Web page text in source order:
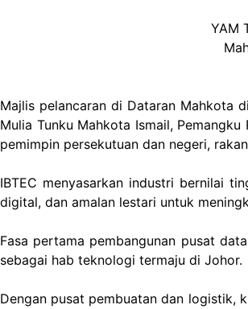
YAM
Majlis pelancaran di Dataran Mahkota
Mulia Tunku Mahkota Ismail,
pemimpin persekutuan dan negeri,
IBTEC menyasarkan industri bernilai
digital, dan amalan lestari untuk
Fasa pertama pembangunan pusat
sebagai hab teknologi termaju di Johor.
Dengan pusat pembuatan dan logistik,